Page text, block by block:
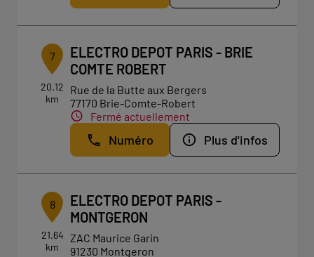
7
20.12
km
ELECTRO DEPOT PARIS - BRIE
COMTE ROBERT
Rue de la Butte aux Bergers
77170 Brie-Comte-Robert
Fermé actuellement
Numéro Plus d'infos
8
21.64
km
ELECTRO DEPOT PARIS -
MONTGERON
ZAC Maurice Garin
91230 Montgeron